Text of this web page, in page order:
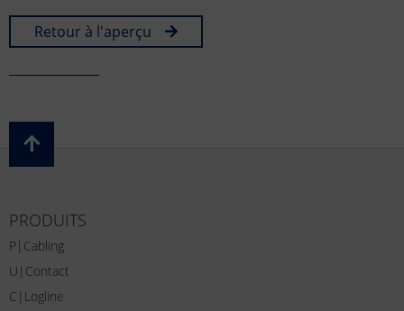
Retour à l'aperçu
PRODUITS
P|Cabling
U|Contact
C|Logline